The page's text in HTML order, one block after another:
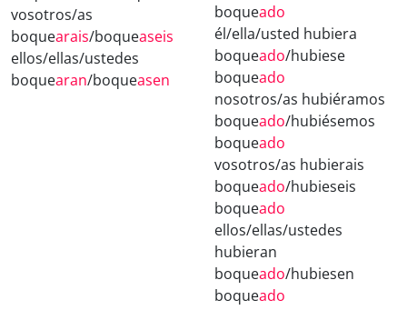
vosotros/as
boquearais/boqueaseis
ellos/ellas/ustedes
boquearan/boqueasen
boqueado
él/ella/usted hubiera
boqueado/hubiese
boqueado
nosotros/as hubiéramos
boqueado/hubiésemos
boqueado
vosotros/as hubierais
boqueado/hubieseis
boqueado
ellos/ellas/ustedes
hubieran
boqueado/hubiesen
boqueado